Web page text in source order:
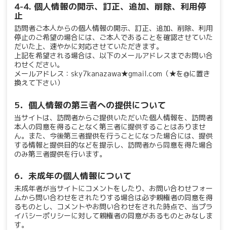
4-4. 個人情報の開示、訂正、追加、削除、利用停
止
訪問者ご本人からの個人情報の開示、訂正、追加、削除、利用
停止のご希望の場合には、ご本人であることを確認させていた
だいた上、速やかに対応させていただきます。
上記を希望される場合は、以下のメールアドレスまでお問い合
わせください。
メールアドレス：sky7kanazawa★gmail.com（★を@に置き
換えて下さい）
5．個人情報の第三者への提供について
当サイトは、訪問者からご提供いただいた個人情報を、訪問者
本人の同意を得ることなく第三者に提供することはありませ
ん。また、今後第三者提供を行うことになった場合には、提供
する情報と提供目的などを提示し、訪問者から同意を得た場合
のみ第三者提供を行います。
6．未成年の個人情報について
未成年者が当サイトにコメントをしたり、お問い合わせフォー
ムから問い合わせをされたりする場合は必ず親権者の同意を得
るものとし、コメントやお問い合わせをされた時点で、当プラ
イバシーポリシーに対して親権者の同意があるものとみなしま
す。